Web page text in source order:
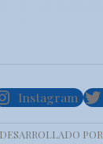
Instagram
POR